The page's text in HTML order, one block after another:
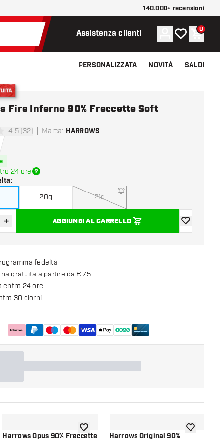
140.000+ recensioni
Assistenza clienti Account
La mia lista
0
PERSONALIZZATA NOVITÀ SALDI
valutazione
4.5 (32) Marca: HARROWS
Fire Inferno 90% Freccette Soft
24 ore
:
20g 21g
quantità
Aumenta quantità
+ AGGIUNGI AL CARRELLO
aggiungi
fedeltà
gratuita a partire da € 75
entro 24 ore
30 giorni
alla lista dei desideri
Harrows Opus 90% Freccette
aggiungi alla lista dei desideri
Harrows Original 90%
aggiungi